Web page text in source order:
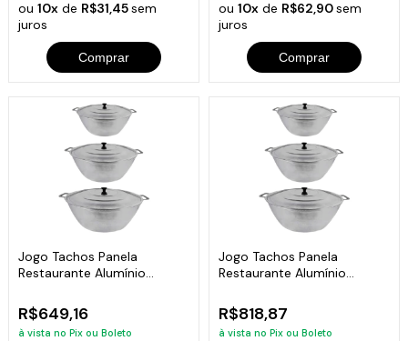
ou10x de R$31,45sem
juros
Comprar
ou 10xde R$62,90sem
juros
Comprar
Jogo Tachos Panela
Restaurante Alumínio
R$649,16
à vista no Pix ou Boleto
Jogo Tachos Panela
Restaurante Alumínio
R$818,87
à vista no Pix ou Boleto